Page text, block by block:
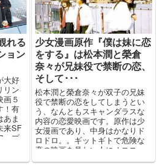
れる
ョン
大好
リン
画５
！有
あま
来SF
ップ
少女漫画原作『僕は妹に恋
をする』は松本潤と榮倉
奈々が兄妹役で禁断の恋、
そして･･･
松本潤と榮倉奈々が双子の兄妹
役で禁断の恋をしてしまうとい
う、なんともスキャンダラスな
内容の恋愛映画です。原作は少
女漫画であり、中身はかなりド
ロドロ。。ギットギトで危険な
恋の映画を見たい人にオスス
メ！